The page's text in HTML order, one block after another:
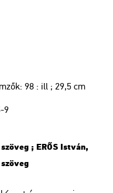
98 : ill ; 29,5 cm
9
; ERŐS István,